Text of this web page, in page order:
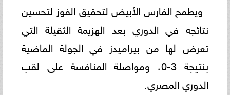
ويطمح الفارس الأبيض لتحقيق الفوز لتحسين
نتائجه في الدوري بعد الهزيمة الثقيلة التي
تعرض لها من بيراميدز في الجولة الماضية
بنتيجة 3-0، ومواصلة المنافسة على لقب
الدوري المصري.